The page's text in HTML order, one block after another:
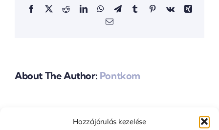
Hozzájárulás kezelése
Facebook
X RedditLinkedInWhatsApp
TelegramTumblrPinterestVk
Xing
Email:
About The Author: Pontkom